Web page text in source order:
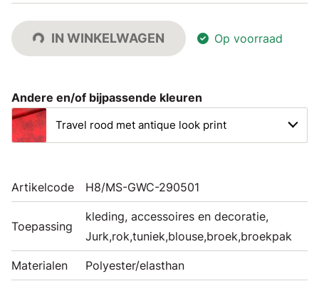
IN WINKELWAGEN Op voorraad
Andere en/of bijpassende kleuren
Travel rood met antique look print
Artikelcode H8/MS-GWC-290501
Toepassing
kleding, accessoires en decoratie,
Jurk,rok,tuniek,blouse,broek,broekpak
Materialen Polyester/elasthan